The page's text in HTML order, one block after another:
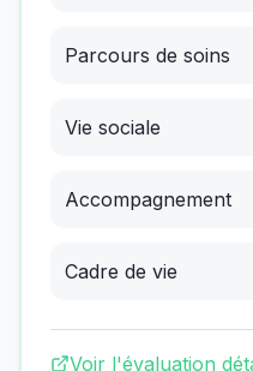
Parcours de soins
Vie sociale
Accompagnement
Cadre de vie
Voir l'évaluation